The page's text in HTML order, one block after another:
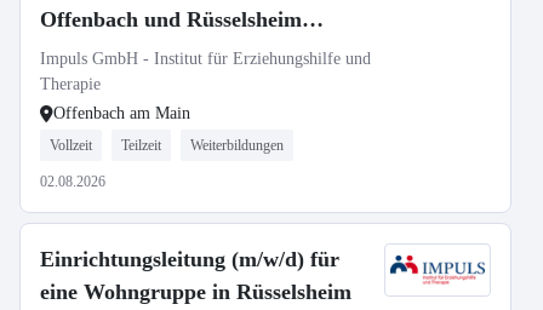
Offenbach und Rüsselsheim
gesucht
Impuls GmbH - Institut für Erziehungshilfe und
Therapie
Offenbach am Main
Vollzeit Teilzeit Weiterbildungen
02.08.2026
Einrichtungsleitung (m/w/d) für
eine Wohngruppe in Rüsselsheim